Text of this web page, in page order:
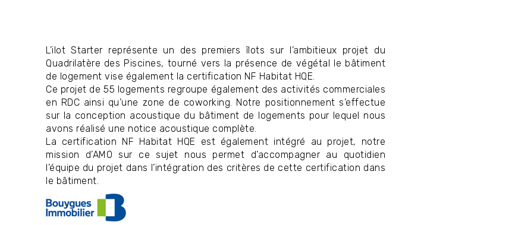
L’ilot Starter représente un des premiers îlots sur l’ambitieux projet du
Quadrilatère des Piscines, tourné vers la présence de végétal le bâtiment
de logement vise également la certification NF Habitat HQE.
Ce projet de 55 logements regroupe également des activités commerciales
en RDC ainsi qu’une zone de coworking. Notre positionnement s’effectue
sur la conception acoustique du bâtiment de logements pour lequel nous
avons réalisé une notice acoustique complète.
La certification NF Habitat HQE est également intégré au projet, notre
mission d’AMO sur ce sujet nous permet d’accompagner au quotidien
l’équipe du projet dans l’intégration des critères de cette certification dans
le bâtiment.